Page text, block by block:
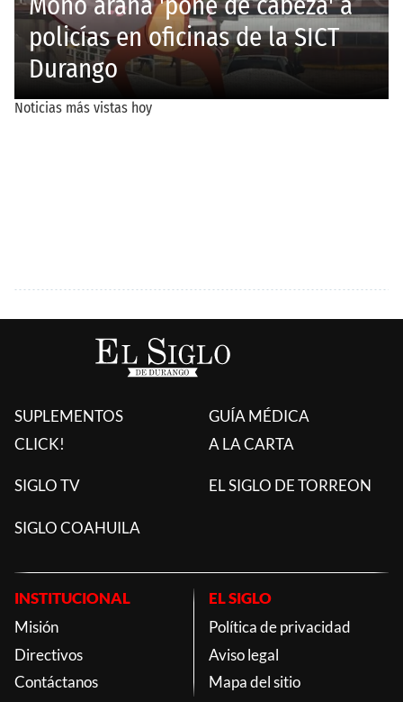
SUPLEMENTOS
CLICK!
GUÍA MÉDICA
A LA CARTA
SIGLO TV EL SIGLO DE TORREON
SIGLO COAHUILA
INSTITUCIONAL
Misión
Directivos
Contáctanos
EL SIGLO
Política de privacidad
Aviso legal
Mapa del sitio